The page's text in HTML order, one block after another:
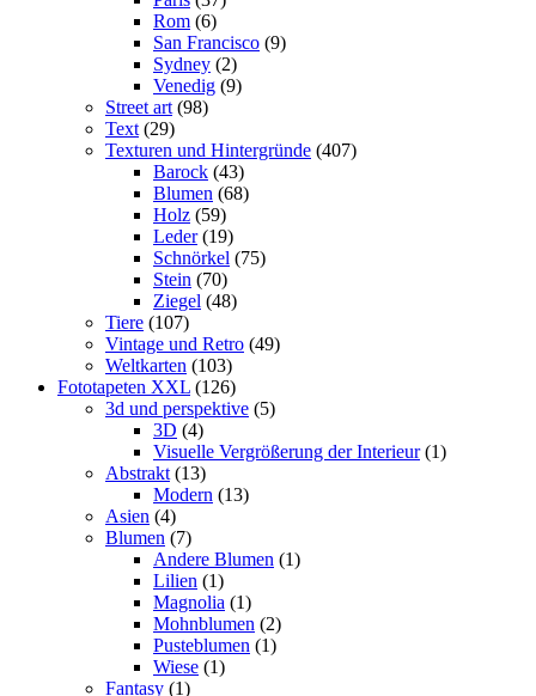
Rom (6)
San Francisco (9)
Sydney (2)
Venedig (9)
Street art (98)
Text (29)
Texturen und Hintergründe (407)
Barock (43)
Blumen (68)
Holz (59)
Leder (19)
Schnörkel (75)
Stein (70)
Ziegel (48)
Tiere (107)
Vintage und Retro (49)
Weltkarten (103)
Fototapeten XXL (126)
3d und perspektive (5)
3D (4)
Visuelle Vergrößerung der Interieur (1)
Abstrakt (13)
Modern (13)
Asien (4)
Blumen (7)
Andere Blumen (1)
Lilien (1)
Magnolia (1)
Mohnblumen (2)
Pusteblumen (1)
Wiese (1)
Fantasy (1)